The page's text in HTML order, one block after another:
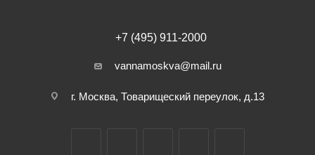
+7 (495) 911-2000
vannamoskva@mail.ru
г. Москва, Товарищеский переулок, д.13